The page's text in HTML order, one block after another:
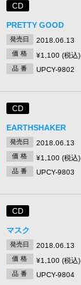
CD
PRETTY GOOD
発売日 2018.06.13
価 格 ¥1,100 (税込)
品 番 UPCY-9802
CD
EARTHSHAKER
発売日 2018.06.13
価 格 ¥1,100 (税込)
品 番 UPCY-9803
CD
マスク
発売日 2018.06.13
価 格 ¥1,100 (税込)
品 番 UPCY-9804